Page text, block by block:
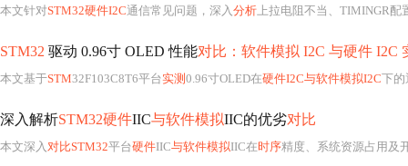
本文针对STM32硬件I2C通信常见问题，深入分析 上拉电阻不当、TIMINGR配置错误、总线锁死、地址混
STM32 驱动 0.96寸 OLED 性能对比：软件模拟 I2C 与硬件 I2C
本文基于STM32F103C8T6平台实测 0.96寸OLED在硬件I2C与软件模拟I2C下的
深入解析STM32硬件IIC与软件模拟IIC的优劣对比
本文深入对比STM32平台硬件IIC与软件模拟IIC在时序精度、系统资源占用及